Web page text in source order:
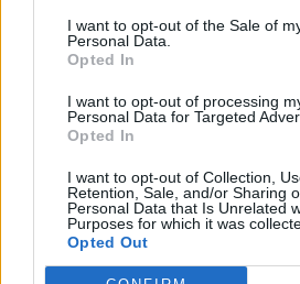
I want to opt-out of the Sale of
Personal Data.
Opted In
I want to opt-out of processing
Personal Data for Targeted
Opted In
I want to opt-out of Collection,
Retention, Sale, and/or Sharing
Personal Data that Is Unrelated
Purposes for which it was
Opted Out
05/08/2026 - 17:16 ΚΟΣΜΟΣ
Τ. Θεοδωρικάκος: Στηρίζουμε με
05/08/2026 - 16:51 ΠΟΛΙΤΙΚΗ
επίπεδο για τους υπαίτιους της
Δυτική Αττική
05/08/2026 - 16:26 ΕΛΛΑΔΑ
ΕΕ: Διοχετεύει 1,4 δισ. ευρώ